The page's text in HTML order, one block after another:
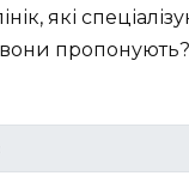
які
пропонують?